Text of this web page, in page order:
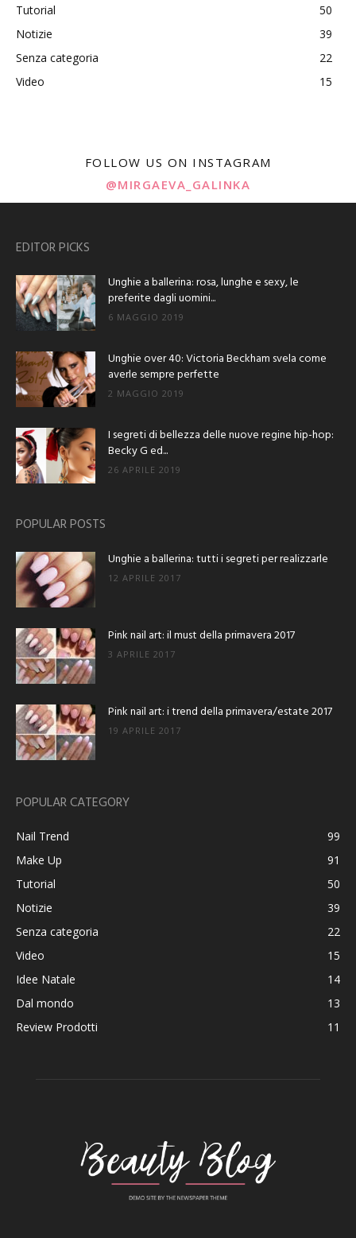
Tutorial
50
Notizie
39
Senza categoria
22
Video
15
FOLLOW US ON INSTAGRAM
@MIRGAEVA_GALINKA
EDITOR PICKS
Unghie a ballerina: rosa, lunghe e sexy, le
preferite dagli uomini...
6 MAGGIO 2019
Unghie over 40: Victoria Beckham svela come
averle sempre perfette
2 MAGGIO 2019
I segreti di bellezza delle nuove regine hip-hop:
Becky G ed...
26 APRILE 2019
POPULAR POSTS
Unghie a ballerina: tutti i segreti per realizzarle
12 APRILE 2017
Pink nail art: il must della primavera 2017
3 APRILE 2017
Pink nail art: i trend della primavera/estate 2017
19 APRILE 2017
POPULAR CATEGORY
Nail Trend
99
Make Up
91
Tutorial
50
Notizie
39
Senza categoria
22
Video
15
Idee Natale
14
Dal mondo
13
Review Prodotti
11